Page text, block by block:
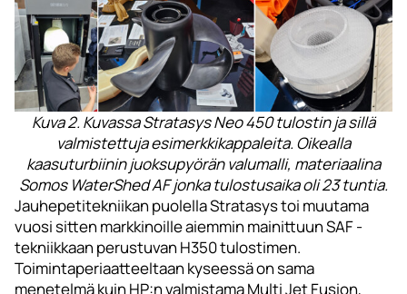
Kuva 2. Kuvassa Stratasys Neo 450 tulostin ja sillä
valmistettuja esimerkkikappaleita. Oikealla
kaasuturbiinin juoksupyörän valumalli, materiaalina
Somos WaterShed AF jonka tulostusaika oli 23 tuntia.
Jauhepetitekniikan puolella Stratasys toi muutama
vuosi sitten markkinoille aiemmin mainittuun SAF -
tekniikkaan perustuvan H350 tulostimen.
Toimintaperiaatteeltaan kyseessä on sama
menetelmä kuin HP:n valmistama Multi Jet Fusion,